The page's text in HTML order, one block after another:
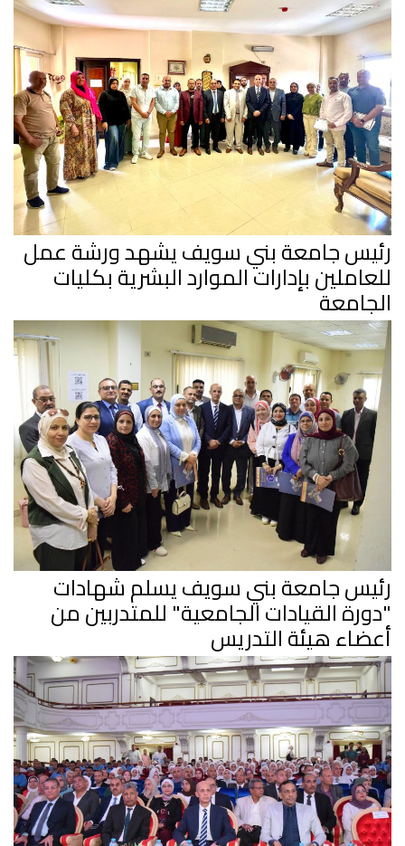
رئيس جامعة بني سويف يشهد ورشة عمل
للعاملين بإدارات الموارد البشرية بكليات
الجامعة
رئيس جامعة بني سويف يسلم شهادات
"دورة القيادات الجامعية" للمتدربين من
أعضاء هيئة التدريس